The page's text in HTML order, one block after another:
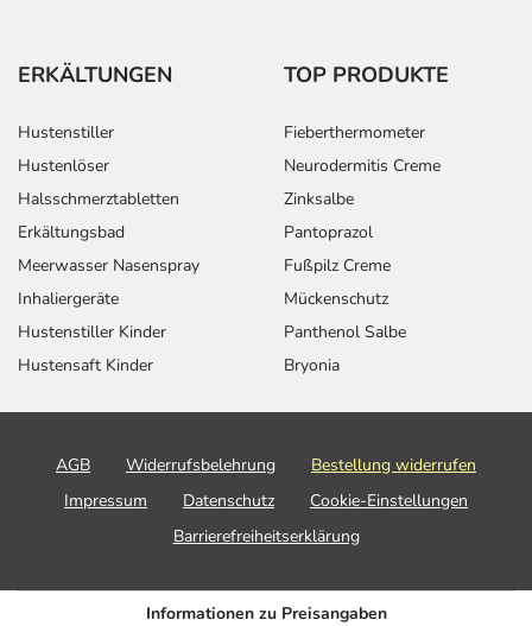
ERKÄLTUNGEN
Hustenstiller
Hustenlöser
Halsschmerztabletten
Erkältungsbad
Meerwasser Nasenspray
Inhaliergeräte
Hustenstiller Kinder
Hustensaft Kinder
TOP PRODUKTE
Fieberthermometer
Neurodermitis Creme
Zinksalbe
Pantoprazol
Fußpilz Creme
Mückenschutz
Panthenol Salbe
Bryonia
AGB Widerrufsbelehrung
Bestellung widerrufen
Impressum
Datenschutz
Cookie-Einstellungen
Barrierefreiheitserklärung
Informationen zu Preisangaben